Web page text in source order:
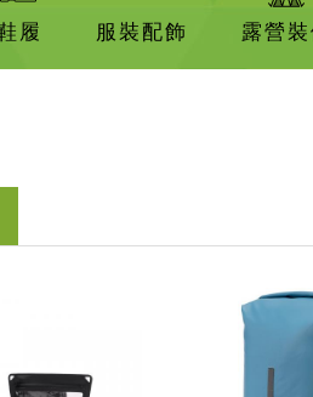
履 服裝配飾 露營